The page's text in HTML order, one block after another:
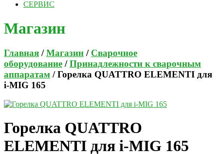
СЕРВИС
Магазин
Главная /Магазин / Сварочное
оборудование /Принадлежности к сварочным
аппаратам / Горелка QUATTRO ELEMENTI для
i-MIG 165
Горелка QUATTRO
ELEMENTI для i-MIG 165